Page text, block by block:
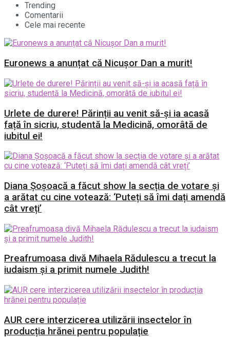
Trending
Comentarii
Cele mai recente
Euronews a anunțat că Nicușor Dan a murit!
Urlete de durere! Părinții au venit să-și ia acasă
față în sicriu, studentă la Medicină, omorâtă de
iubitul ei!
Diana Șoșoacă a făcut show la secția de votare și
a arătat cu cine votează: ‘Puteți să îmi dați amendă
cât vreți’
Preafrumoasa divă Mihaela Rădulescu a trecut la
iudaism și a primit numele Judith!
AUR cere interzicerea utilizării insectelor în
producția hrănei pentru populație